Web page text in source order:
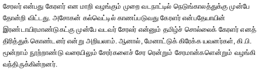
சேரலர் என்பது கேரளர் என மாறி வழங்கும் முறை வடநாட்டில் நெடுங்காலத்துக்கு முன்பே
தோன்றி விட்டது. அசோகன் கல்வெட்டில் காணப்படுவது கேரளர் என்பதேயாயின்
இரண்டாயிரமாண்டுகட்கு முன்பே வடவர் சேரலர் என்னும் தமிழ்ச் சொல்லைக் கேரளர் எனத்
திரித்துக் கொண்டனர் என்று அறியலாம். ஆனால், மேனாட்டுக் கிரேக்க யவனர்கள், கி.பி.
மூன்றாம் நூற்றாண்டு வரையிலும் சேரர்களைச் சேர ரென்றும் சேரமான்களென்றும் வழங்கி
வந்திருக்கின்றனர்.